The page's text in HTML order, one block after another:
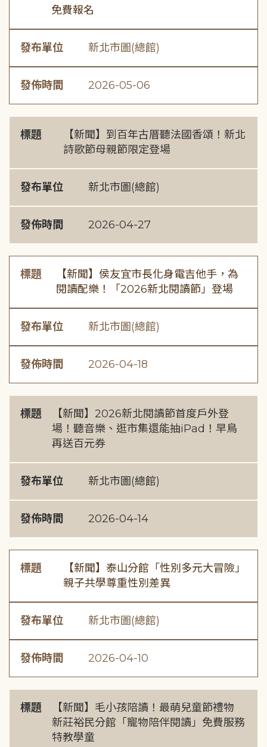
免費報名
發布單位 新北市圖(總館)
發佈時間 2026-05-06
標題
【新聞】到百年古厝聽法國香頌！新北
詩歌節母親節限定登場
發布單位 新北市圖(總館)
發佈時間 2026-04-27
標題
【新聞】侯友宜市長化身電吉他手，為
閱讀配樂！「2026新北閱讀節」登場
發布單位 新北市圖(總館)
發佈時間 2026-04-18
標題
【新聞】2026新北閱讀節首度戶外登
場！聽音樂、逛市集還能抽iPad！早鳥
再送百元券
發布單位 新北市圖(總館)
發佈時間 2026-04-14
標題
【新聞】泰山分館「性別多元大冒險」
親子共學尊重性別差異
發布單位 新北市圖(總館)
發佈時間 2026-04-10
標題
【新聞】毛小孩陪讀！最萌兒童節禮物
新莊裕民分館「寵物陪伴閱讀」免費服務
特教學童